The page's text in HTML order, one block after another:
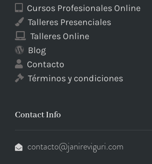
Cursos Profesionales Online
Talleres Presenciales
Talleres Online
Blog
Contacto
Términos y condiciones
Contact Info
contacto@janireviguri.com